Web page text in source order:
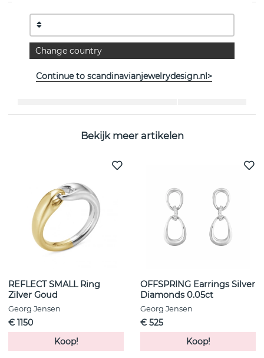
EIGENSCHAPPEN
Collectie:
Lengte: 45 cm
Bekijk meer artikelen
REFLECT SMALL Ring
Zilver Goud
Georg Jensen
€ 1150
Koop!
OFFSPRING Earrings Silver
Diamonds 0.05ct
Georg Jensen
€ 525
Koop!
Change country
Continue to scandinavianjewelrydesign.nl>